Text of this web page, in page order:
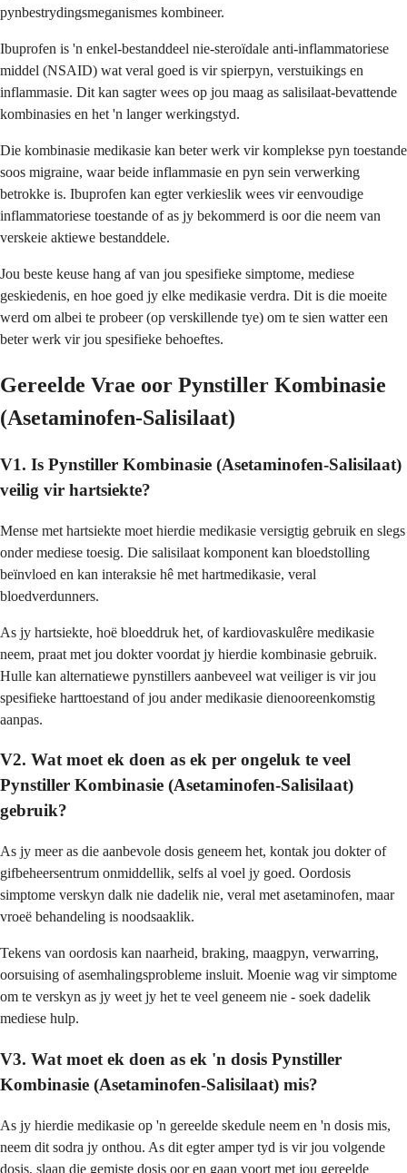
pynbestrydingsmeganismes kombineer.
Ibuprofen is 'n enkel-bestanddeel nie-steroïdale anti-inflammatoriese
middel (NSAID) wat veral goed is vir spierpyn, verstuikings en
inflammasie. Dit kan sagter wees op jou maag as salisilaat-bevattende
kombinasies en het 'n langer werkingstyd.
Die kombinasie medikasie kan beter werk vir komplekse pyn toestande
soos migraine, waar beide inflammasie en pyn sein verwerking
betrokke is. Ibuprofen kan egter verkieslik wees vir eenvoudige
inflammatoriese toestande of as jy bekommerd is oor die neem van
verskeie aktiewe bestanddele.
Jou beste keuse hang af van jou spesifieke simptome, mediese
geskiedenis, en hoe goed jy elke medikasie verdra. Dit is die moeite
werd om albei te probeer (op verskillende tye) om te sien watter een
beter werk vir jou spesifieke behoeftes.
Gereelde Vrae oor Pynstiller Kombinasie
(Asetaminofen-Salisilaat)
V1. Is Pynstiller Kombinasie (Asetaminofen-Salisilaat)
veilig vir hartsiekte?
Mense met hartsiekte moet hierdie medikasie versigtig gebruik en slegs
onder mediese toesig. Die salisilaat komponent kan bloedstolling
beïnvloed en kan interaksie hê met hartmedikasie, veral
bloedverdunners.
As jy hartsiekte, hoë bloeddruk het, of kardiovaskulêre medikasie
neem, praat met jou dokter voordat jy hierdie kombinasie gebruik.
Hulle kan alternatiewe pynstillers aanbeveel wat veiliger is vir jou
spesifieke harttoestand of jou ander medikasie dienooreenkomstig
aanpas.
V2. Wat moet ek doen as ek per ongeluk te veel
Pynstiller Kombinasie (Asetaminofen-Salisilaat)
gebruik?
As jy meer as die aanbevole dosis geneem het, kontak jou dokter of
gifbeheersentrum onmiddellik, selfs al voel jy goed. Oordosis
simptome verskyn dalk nie dadelik nie, veral met asetaminofen, maar
vroeë behandeling is noodsaaklik.
Tekens van oordosis kan naarheid, braking, maagpyn, verwarring,
oorsuising of asemhalingsprobleme insluit. Moenie wag vir simptome
om te verskyn as jy weet jy het te veel geneem nie - soek dadelik
mediese hulp.
V3. Wat moet ek doen as ek 'n dosis Pynstiller
Kombinasie (Asetaminofen-Salisilaat) mis?
As jy hierdie medikasie op 'n gereelde skedule neem en 'n dosis mis,
neem dit sodra jy onthou. As dit egter amper tyd is vir jou volgende
dosis, slaan die gemiste dosis oor en gaan voort met jou gereelde